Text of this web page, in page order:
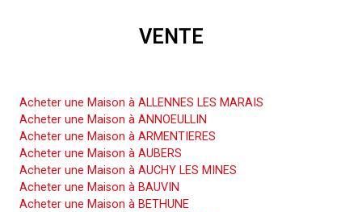
VENTE
Acheter une Maison à ALLENNES LES MARAIS
Acheter une Maison à ANNOEULLIN
Acheter une Maison à ARMENTIERES
Acheter une Maison à AUBERS
Acheter une Maison à AUCHY LES MINES
Acheter une Maison à BAUVIN
Acheter une Maison à BETHUNE